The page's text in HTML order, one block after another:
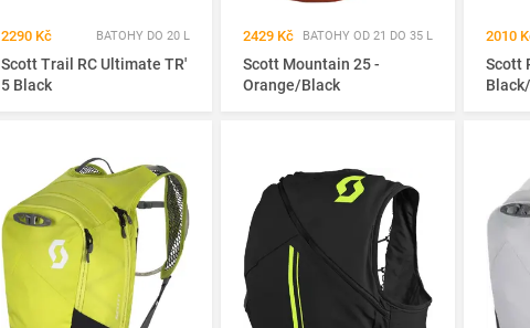
2290 Kč BATOHY DO 20 L
Scott Trail RC Ultimate TR'
5 Black
2429 Kč BATOHY OD 21 DO 35 L
Scott Mountain 25 -
Orange/Black
2010
Scott